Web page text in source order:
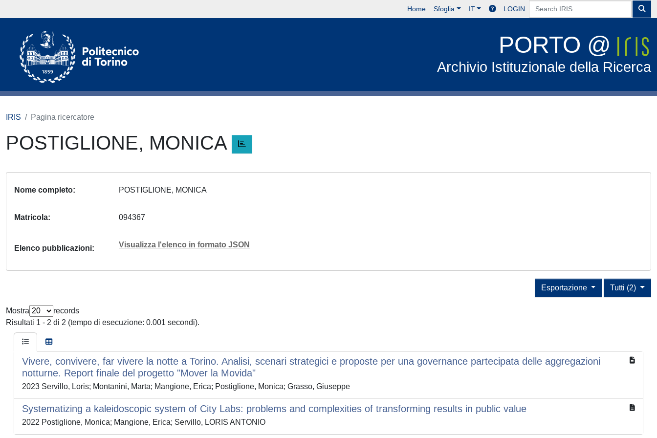
Home Sfoglia IT LOGIN
PORTO @
Archivio Istituzionale della Ricerca
IRIS Pagina ricercatore
POSTIGLIONE, MONICA
Nome completo POSTIGLIONE, MONICA
Matricola 094367
Elenco pubblicazioni Visualizza l'elenco in formato JSON
Tutti (2)
Esportazione
Mostra
records
Risultati 1 - 2 di 2 (tempo di esecuzione: 0.001 secondi).
Vivere, convivere, far vivere la notte a Torino. Analisi, scenari strategici e proposte per una governance partecipata delle aggregazioni
notturne. Report finale del progetto "Mover la Movida"
2023 Servillo, Loris; Montanini, Marta; Mangione, Erica; Postiglione, Monica; Grasso, Giuseppe
Systematizing a kaleidoscopic system of City Labs: problems and complexities of transforming results in public value
2022 Postiglione, Monica; Mangione, Erica; Servillo, LORIS ANTONIO